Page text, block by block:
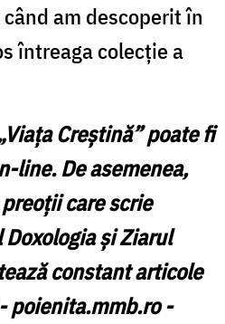
am descoperit în
întreaga colecţie a
Creștină” poate fi
line. De asemenea,
care scrie
și Ziarul
constant articole
poienita.mmb.ro -